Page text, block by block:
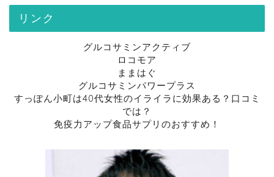
リンク
グルコサミンアクティブ
ロコモア
ままはぐ
グルコサミンパワープラス
すっぽん小町は40代女性のイライラに効果ある？口コミ
では？
免疫力アップ食品サプリのおすすめ！